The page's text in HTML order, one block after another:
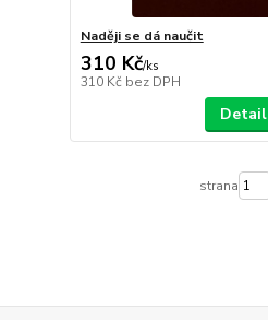
Naději se dá naučit
310 Kč/ks
310 Kč bez DPH
Detail
strana